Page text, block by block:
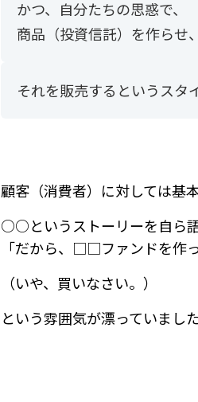
かつ、自分たちの思惑で、
商品（投資信託）を作らせ、
それを販売するというスタ
顧客（消費者）に対しては基
○○というストーリーを自ら語
「だから、□□ファンドを作
（いや、買いなさい。）
という雰囲気が漂っていました